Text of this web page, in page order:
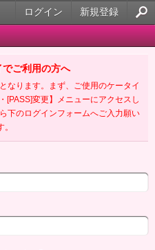
新規登録
ログイン
でご利用の方へ
なります。まず、ご使用のケータイ
[PASS]変更】メニューにアクセスし
下のログインフォームへご入力願い
。